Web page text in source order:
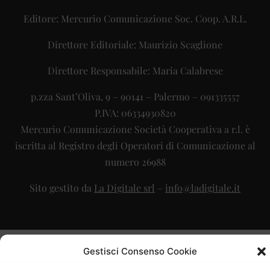
Gestisci Consenso Cookie
Editore: Mercurio Comunicazione Soc. Coop. A.R.L.
Direttore Editoriale: Maurizio Scaglione
Direttore Responsabile: Maria Calabrese
p.zza Sant’Oliva, 9 – 90141 – Palermo – 091335557
P.IVA: 06334930820
Mercurio Comunicazione Società Cooperativa a r.l. è
iscritta al Registro degli Operatori di Comunicazione al
numero 26988
Sito gestito da La Digitale srl – info@ladigitale.it